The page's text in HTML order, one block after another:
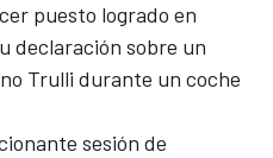
puesto logrado en
declaración sobre un
Trulli durante un coche
sesión de